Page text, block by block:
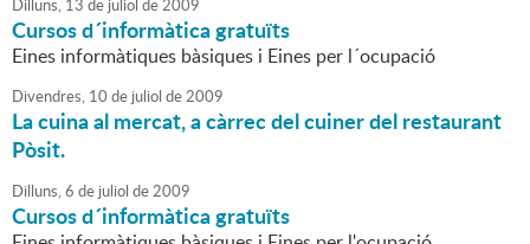
Dilluns, 13 de juliol de2009
Cursos d´informàtica gratuïts
Eines informàtiques bàsiques i Eines per l´ocupació
Divendres, 10 de juliol de2009
La cuina al mercat, a càrrec del cuiner del restaurant
Pòsit.
Dilluns,6 de juliol de2009
Cursos d´informàtica gratuïts